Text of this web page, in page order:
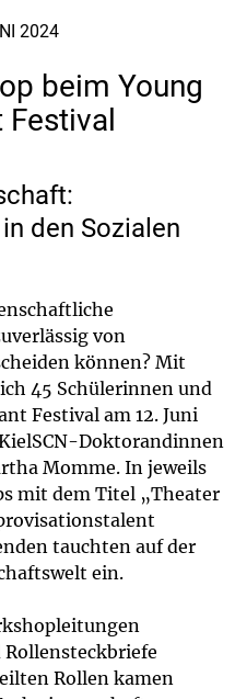
2024
beim Young
Festival
den Sozialen
von
können? Mit
45 Schülerinnen und
Festival am 12. Juni
Doktorandinnen
Momme. In jeweils
mit dem Titel „Theater
tauchten auf der
ein.
Rollensteckbriefe
Rollen kamen